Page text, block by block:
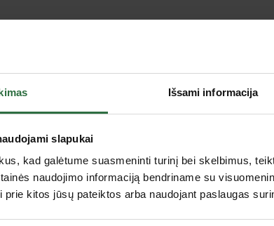
Išsami informacija
slapukai
kad galėtume suasmeninti turinį bei skelbimus,
naudojimo informaciją bendriname su
prie kitos jūsų pateiktos arba naudojant paslaugas
1 vnt.
Priedai
Ø 14-30 mm